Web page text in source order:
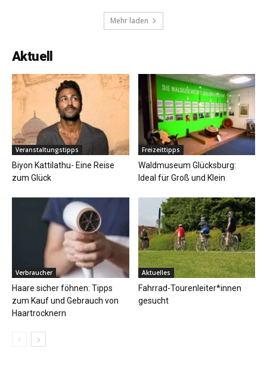
Mehr laden
Aktuell
Veranstaltungstipps
Biyon Kattilathu- Eine Reise
zum Glück
Freizeittipps
Waldmuseum Glücksburg:
Ideal für Groß und Klein
Verbraucher
Haare sicher föhnen: Tipps
zum Kauf und Gebrauch von
Haartrocknern
Aktuelles
Fahrrad-Tourenleiter*innen
gesucht